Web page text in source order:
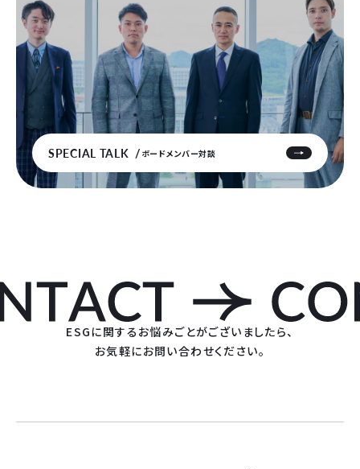
SPECIAL TALK ボードメンバー対談
ESGに関するお悩みごとがございましたら、
お気軽にお問い合わせください。